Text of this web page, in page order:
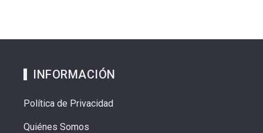
INFORMACIÓN
Política de Privacidad
Quiénes Somos